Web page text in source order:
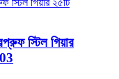
স্টিল গিয়ার